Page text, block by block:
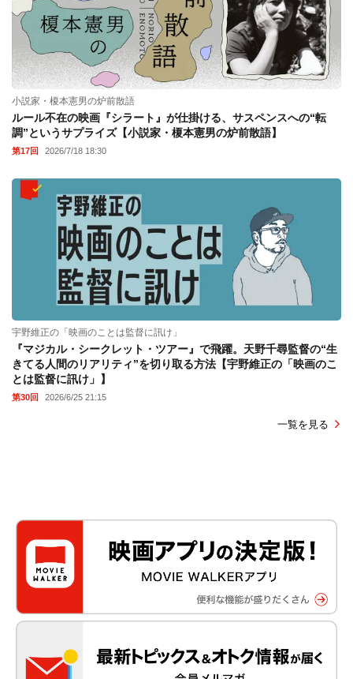
小説家・榎本憲男の炉前散語
ルール不在の映画『シラート』が仕掛ける、サスペンスへの“転
調”というサプライズ【小説家・榎本憲男の炉前散語】
第17回 2026/7/18 18:30
宇野維正の「映画のことは監督に訊け」
『マジカル・シークレット・ツアー』で飛躍。天野千尋監督の“生
きてる人間のリアリティ”を切り取る方法【宇野維正の「映画のこ
とは監督に訊け」】
第30回 2026/6/25 21:15
一覧を見る